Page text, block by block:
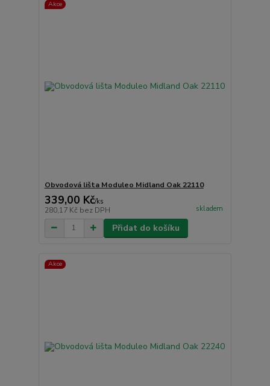
Akce
Obvodová lišta Moduleo Midland Oak 22110
339,00 Kč/ks
280,17 Kč bez DPH skladem
Přidat do košíku
Akce